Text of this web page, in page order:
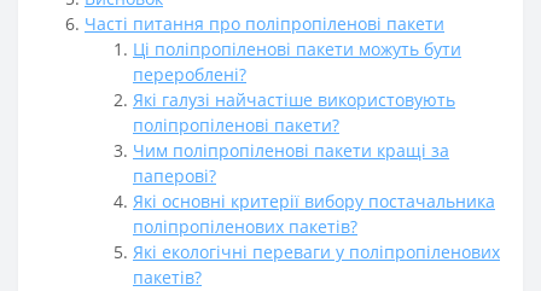
Часті питання про поліпропіленові пакети
Ці поліпропіленові пакети можуть бути
перероблені?
Які галузі найчастіше використовують
поліпропіленові пакети?
Чим поліпропіленові пакети кращі за
паперові?
Які основні критерії вибору постачальника
поліпропіленових пакетів?
Які екологічні переваги у поліпропіленових
пакетів?